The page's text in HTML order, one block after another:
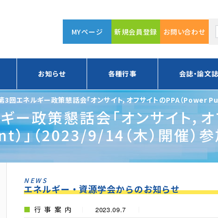
MYページ 新規会員登録 お問い合わせ
お知らせ 各種行事 会誌・論文
回エネルギー政策懇話会「オンサイト，オフサイトのPPA（Power
政策懇話会「オンサイト，
（2023/9/14（木）開催）
NEWS
エネルギー・資源学会からのお知らせ
行事案内 2023.09.7